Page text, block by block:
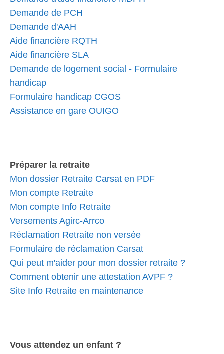
Demande de PCH
Demande d'AAH
Aide financière RQTH
Aide financière SLA
Demande de logement social - Formulaire
handicap
Formulaire handicap CGOS
Assistance en gare OUIGO
Préparer la retraite
Mon dossier Retraite Carsat en PDF
Mon compte Retraite
Mon compte Info Retraite
Versements Agirc-Arrco
Réclamation Retraite non versée
Formulaire de réclamation Carsat
Qui peut m'aider pour mon dossier retraite ?
Comment obtenir une attestation AVPF ?
Site Info Retraite en maintenance
Vous attendez un enfant ?